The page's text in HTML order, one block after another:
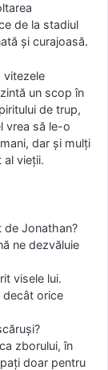
de la stadiul
şi curajoasă.
vitezele
un scop în
de trup,
vrea să le-o
dar şi mulţi
al vieţii.
de Jonathan?
ne dezvăluie
visele lui.
decât orice
zborului, în
doar pentru